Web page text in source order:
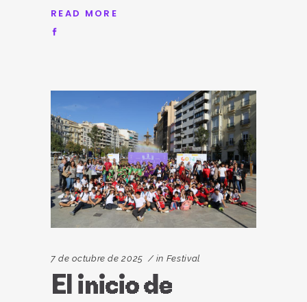
READ MORE
7 de octubre de 2025 in Festival
El inicio de